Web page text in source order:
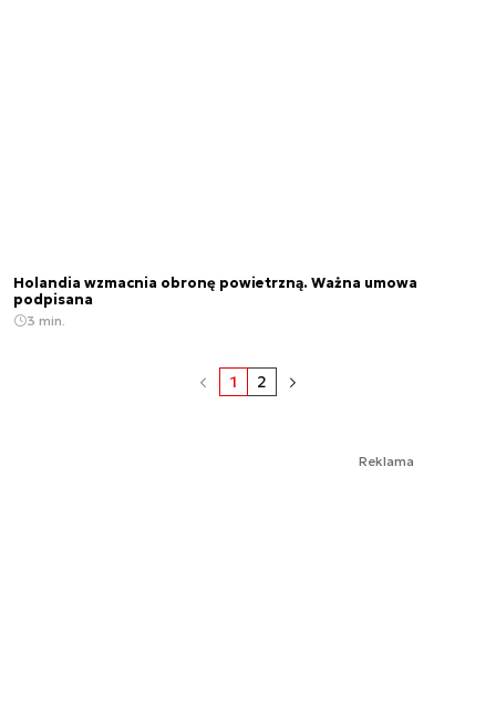
Holandia wzmacnia obronę powietrzną. Ważna umowa
podpisana
3 min.
1 2
Reklama